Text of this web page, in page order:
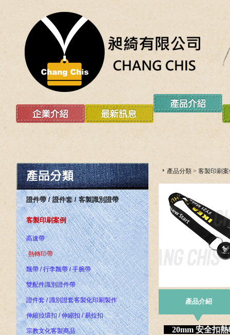
證件帶 / 證件套 / 客製識別證帶
客製印刷案例
高速帶
熱轉印帶
飄帶 / 行李飄帶 / 手腕帶
雙配件識別證件帶
證件套 / 識別證套客製化印刷製作
伸縮拉環扣 / 伸縮扣 / 易拉扣
宗教文化客製商品
產品分類 > 客製印刷
產品介紹
20mm 安全扣